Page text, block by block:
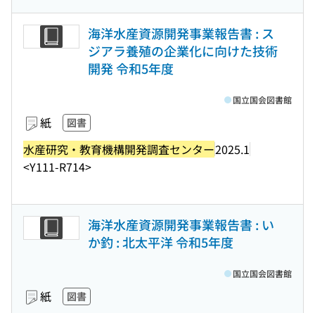
海洋水産資源開発事業報告書 : ス
ジアラ養殖の企業化に向けた技術
開発 令和5年度
紙 図書
水産研究・教育機構開発調査センター2025.1
<Y111-R714>
国立国会図書館
海洋水産資源開発事業報告書 : い
か釣 : 北太平洋 令和5年度
紙 図書
国立国会図書館